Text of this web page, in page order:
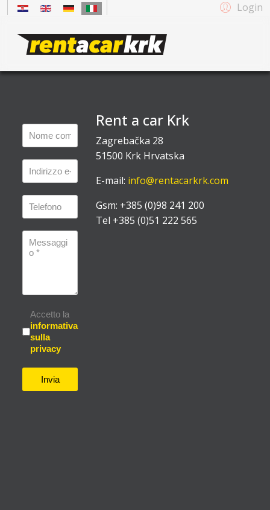
Login
Informativa sulla privacy
Accetto la
informativa
sulla
privacy
Invia
Rent a car Krk
Zagrebačka 28
51500 Krk Hrvatska
E-mail: info@rentacarkrk.com
Gsm: +385 (0)98 241 200
Tel +385 (0)51 222 565